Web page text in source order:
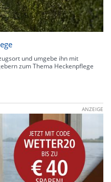
und umgebe ihn mit
zum Thema Heckenpflege
ANZEIGE